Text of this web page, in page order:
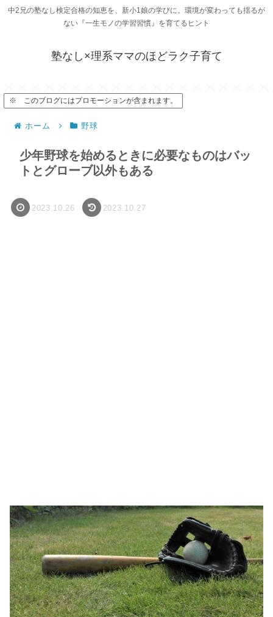
中2兄の塾なし検定合格の知恵を、新小1娘の学びに。環境が変わっても揺るが
ない『一生モノの学習習慣』を育てるヒント
塾なし×理系ママのほどラク子育て
※ このブログにはプロモーションが含まれます。
ホーム 野球
少年野球を始めるときに必要なものはバッ
トとグローブ以外もある
2023.10.26 2023.10.27